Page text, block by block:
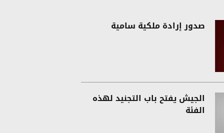
صدور إرادة ملكية سامية
الجيش يفتح باب التجنيد لهذه
الفئة